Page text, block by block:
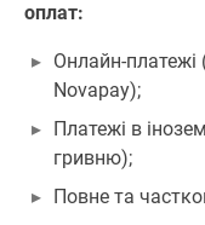
оплат:
Онлайн-платежі
Novapay);
Платежі в
гривню);
Повне та